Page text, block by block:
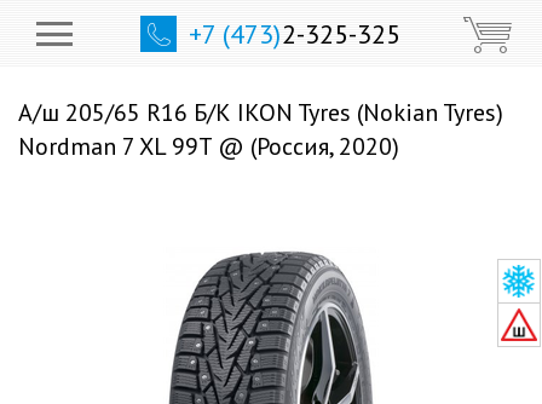
+7 (473)2-325-325
А/ш 205/65 R16 Б/К IKON Tyres (Nokian Tyres)
Nordman 7 XL 99T @ (Россия, 2020)